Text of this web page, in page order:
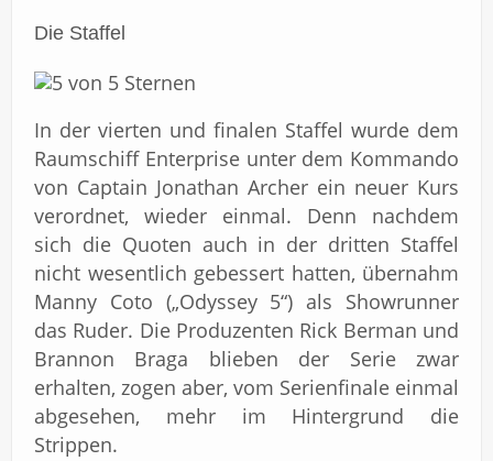
Die Staffel
In der vierten und finalen Staffel wurde dem
Raumschiff Enterprise unter dem Kommando
von Captain Jonathan Archer ein neuer Kurs
verordnet, wieder einmal. Denn nachdem
sich die Quoten auch in der dritten Staffel
nicht wesentlich gebessert hatten, übernahm
Manny Coto („Odyssey 5“) als Showrunner
das Ruder. Die Produzenten Rick Berman und
Brannon Braga blieben der Serie zwar
erhalten, zogen aber, vom Serienfinale einmal
abgesehen, mehr im Hintergrund die
Strippen.